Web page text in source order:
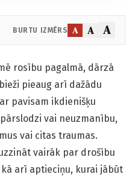
BURTU IZMĒRS A A A
rosību pagalmā, dārzā
pieaug arī dažādu
pavisam ikdienišķu
vai neuzmanību,
vai citas traumas.
vairāk par drošību
arī aptieciņu, kurai jābūt